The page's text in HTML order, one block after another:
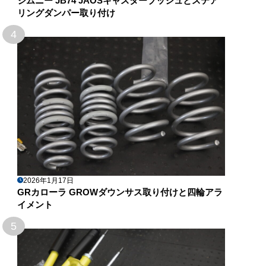
リングダンパー取り付け
4
2026年1月17日
GRカローラ GROWダウンサス取り付けと四輪アラ
イメント
5